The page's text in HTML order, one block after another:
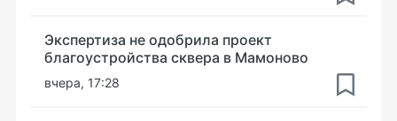
Экспертиза не одобрила проект
благоустройства сквера в Мамоново
вчера, 17:28